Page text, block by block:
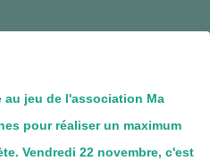
au jeu de l'association Ma
pour réaliser un maximum
Vendredi 22 novembre, c'est